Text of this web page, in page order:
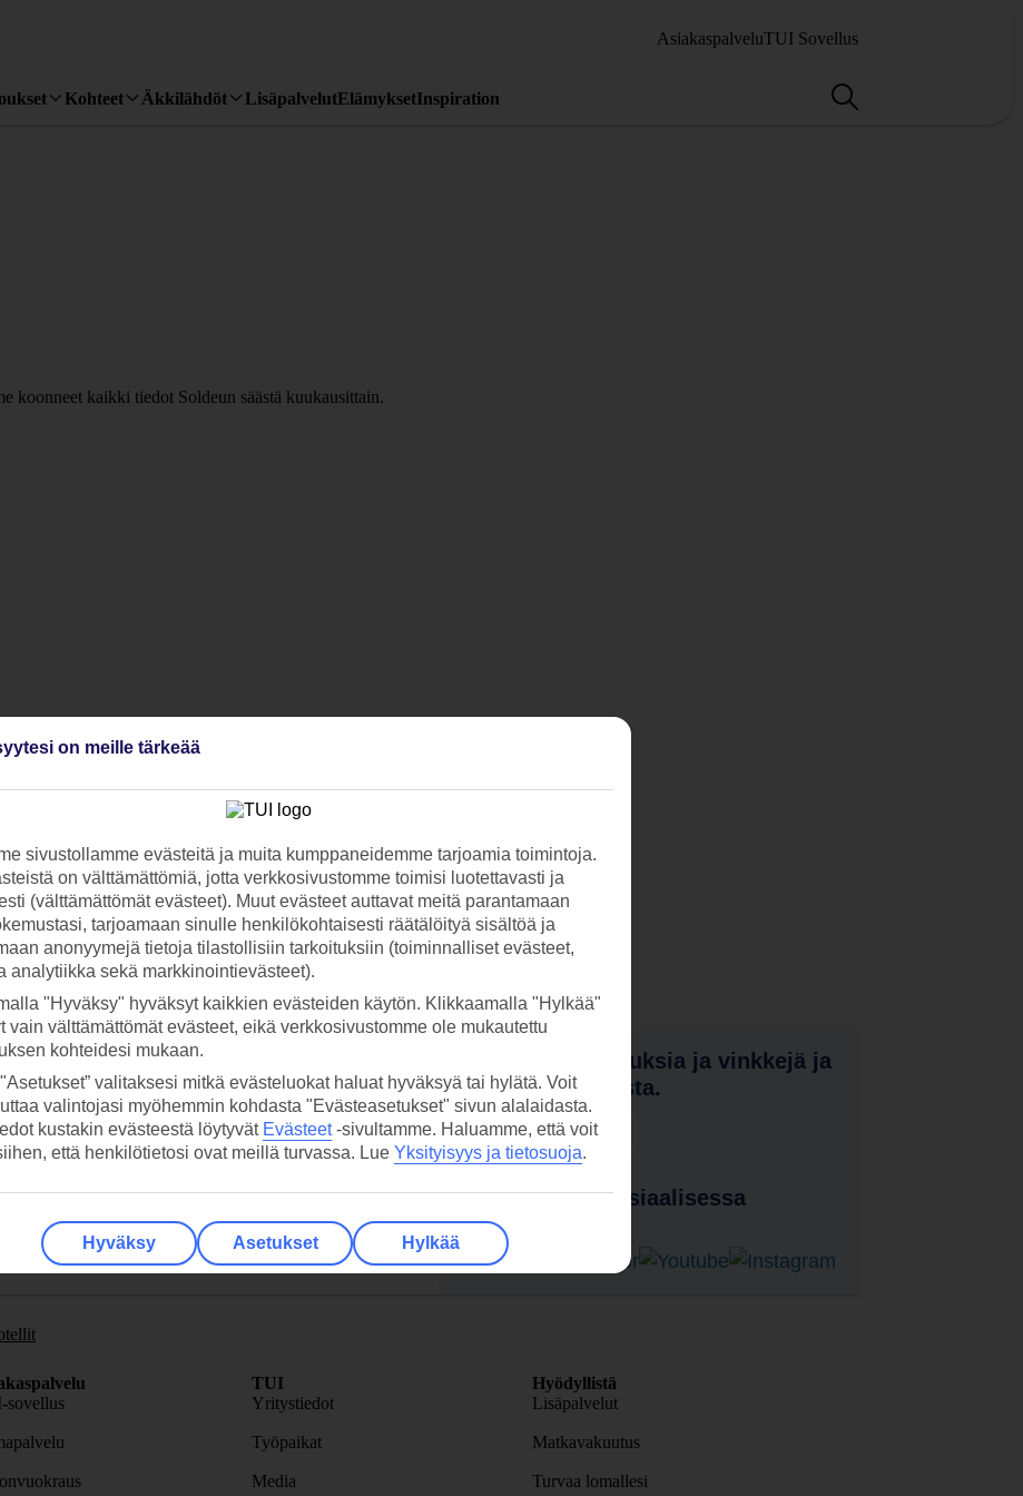
AsiakaspalveluTUI Sovellus
Kohteet Äkkilähdöt LisäpalvelutElämyksetInspiration
koonneet kaikki tiedot Soldeun säästä kuukausittain.
TUI-sovellus nyt!
Lataa sovellus kätevästi lukemalla
QR-koodi puhelimesi kameralla.
Vastaanota tarjouksia ja vinkkejä ja
tietoja uutuuksista.
Tilaa uutiskirje
Seuraa meitä sosiaalisessa
mediassa
sovellus
TUI
Yritystiedot
Työpaikat
Media
Hyödyllistä
Lisäpalvelut
Matkavakuutus
Turvaa lomallesi
on meille tärkeää
sivustollamme evästeitä ja muita kumppaneidemme tarjoamia toimintoja.
on välttämättömiä, jotta verkkosivustomme toimisi luotettavasti ja
(välttämättömät evästeet). Muut evästeet auttavat meitä parantamaan
tarjoamaan sinulle henkilökohtaisesti räätälöityä sisältöä ja
anonyymejä tietoja tilastollisiin tarkoituksiin (toiminnalliset evästeet,
analytiikka sekä markkinointievästeet).
"Hyväksy" hyväksyt kaikkien evästeiden käytön. Klikkaamalla "Hylkää"
vain välttämättömät evästeet, eikä verkkosivustomme ole mukautettu
kohteidesi mukaan.
valitaksesi mitkä evästeluokat haluat hyväksyä tai hylätä. Voit
valintojasi myöhemmin kohdasta "Evästeasetukset" sivun alalaidasta.
kustakin evästeestä löytyvät Evästeet-sivultamme. Haluamme, että voit
että henkilötietosi ovat meillä turvassa. Lue Yksityisyys ja tietosuoja.
Hyväksy Asetukset Hylkää